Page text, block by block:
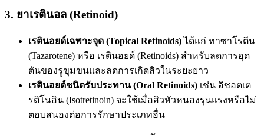
3. ยาเรตินอล (Retinoid)
เรตินอยด์เฉพาะจุด (Topical Retinoids) ได้แก่ ทาซาโรตีน
(Tazarotene) หรือ เรตินอยด์ (Retinoids) สำหรับลดการอุด
ตันของรูขุมขนและลดการเกิดสิวในระยะยาว
เรตินอยด์ชนิดรับประทาน (Oral Retinoids) เช่น อิซอตเต
รติโนอิน (Isotretinoin) จะใช้เมื่อสิวหัวหนองรุนแรงหรือไม่
ตอบสนองต่อการรักษาประเภทอื่น